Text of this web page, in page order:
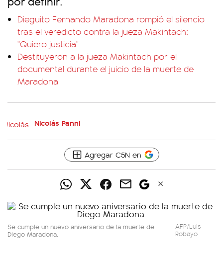
Dieguito Fernando Maradona rompió el silencio
tras el veredicto contra la jueza Makintach:
"Quiero justicia"
Destituyeron a la jueza Makintach por el
documental durante el juicio de la muerte de
Maradona
Nicolás Panni
Agregar C5N en
Se cumple un nuevo aniversario de la muerte de
Diego Maradona.
AFP/Luis
Robayo